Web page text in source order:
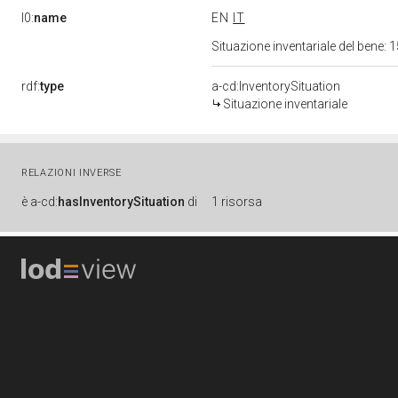
l0:name EN
IT
Situazione inventariale del bene:
rdf:type
a-cd:InventorySituation
Situazione inventariale
RELAZIONI INVERSE
è a-cd:hasInventorySituation di 1 risorsa